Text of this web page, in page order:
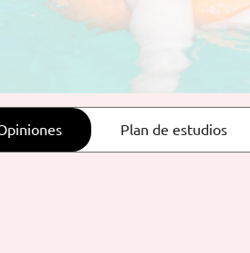
Plan de estudios